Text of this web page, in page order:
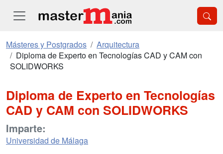
Másteres y Postgrados
Arquitectura
Diploma de Experto en Tecnologías CAD y CAM con
SOLIDWORKS
Diploma de Experto en Tecnologías
CAD y CAM con SOLIDWORKS
Imparte:
Universidad de Málaga